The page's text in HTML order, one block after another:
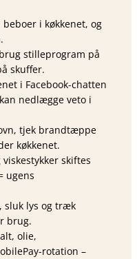
i køkkenet, og
stilleprogram på
skuffer.
i Facebook-chatten
nedlægge veto i
tjek brandtæppe
køkkenet.
skiftes
ugens
sluk lys og træk
brug.
olie,
rotation –